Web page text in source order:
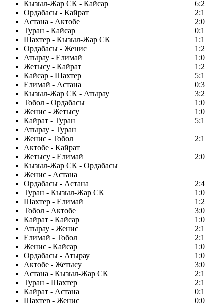
Кызыл-Жар СК - Кайсар
6:2
Ордабасы - Кайрат
2:1
Астана - Актобе
2:0
Туран - Кайсар
0:1
Шахтер - Кызыл-Жар СК
1:1
Ордабасы - Женис
1:2
Атырау - Елимай
1:0
Жетысу - Кайрат
1:2
Кайсар - Шахтер
5:1
Елимай - Астана
0:3
Кызыл-Жар СК - Атырау
3:2
Тобол - Ордабасы
1:0
Женис - Жетысу
1:0
Кайрат - Туран
5:1
Атырау - Туран
Женис - Тобол
2:1
Актобе - Кайрат
Жетысу - Елимай
2:0
Кызыл-Жар СК - Ордабасы
Женис - Астана
Ордабасы - Астана
2:4
Туран - Кызыл-Жар СК
1:0
Шахтер - Елимай
1:2
Тобол - Актобе
3:0
Кайрат - Кайсар
1:0
Атырау - Женис
2:1
Елимай - Тобол
2:1
Женис - Кайсар
1:0
Ордабасы - Атырау
1:0
Актобе - Жетысу
3:0
Астана - Кызыл-Жар СК
2:1
Туран - Шахтер
2:1
Кайрат - Астана
0:1
Шахтер - Женис
0:0